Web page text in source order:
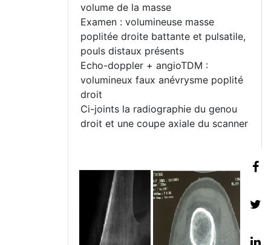
volume de la masse
Examen : volumineuse masse
poplitée droite battante et pulsatile,
pouls distaux présents
Echo-doppler + angioTDM :
volumineux faux anévrysme poplité
droit
Ci-joints la radiographie du genou
droit et une coupe axiale du scanner